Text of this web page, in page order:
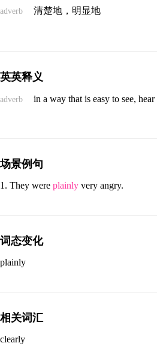
adverb 清楚地，明显地
英英释义
adverb in a way that is easy to see,
场景例句
They were plainly very angry.
词态变化
plainly
相关词汇
clearly